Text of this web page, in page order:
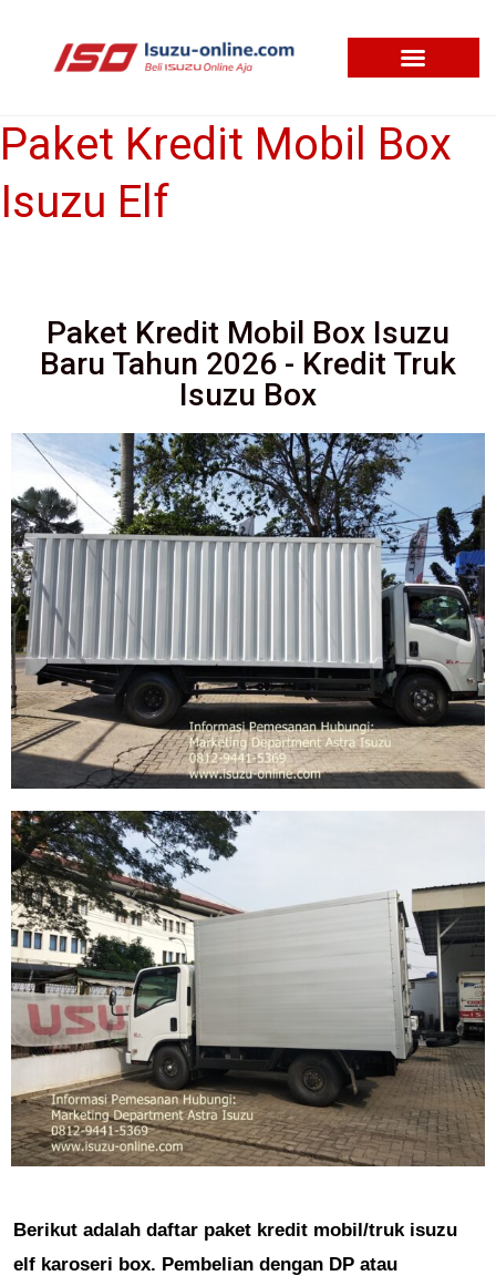
Paket Kredit Mobil Box
Isuzu Elf
Paket Kredit Mobil Box Isuzu
Baru Tahun 2026 - Kredit Truk
Isuzu Box
Berikut adalah daftar paket kredit mobil/truk isuzu
elf karoseri box. Pembelian dengan DP atau
Paket
Kredit
Mobil